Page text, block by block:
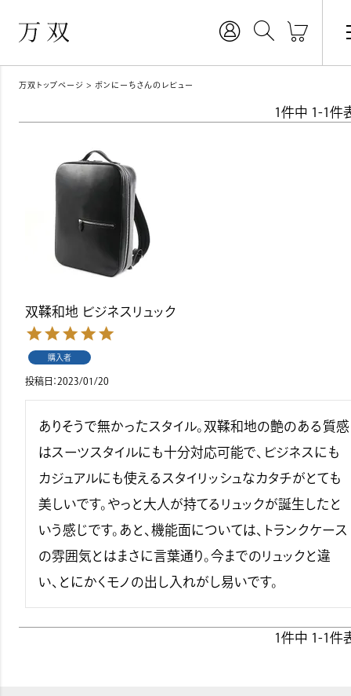
万双トップページ ポンにーちさんのレビュー
1件中 1-1件
双鞣和地 ビジネスリュック
購入者
投稿日 2023/01/20
ありそうで無かったスタイル。双鞣和地の艶のある質感
はスーツスタイルにも十分対応可能で、ビジネスにも
カジュアルにも使えるスタイリッシュなカタチがとても
美しいです。やっと大人が持てるリュックが誕生したと
いう感じです。あと、機能面については、トランクケース
の雰囲気とはまさに言葉通り。今までのリュックと違
い、とにかくモノの出し入れがし易いです。
1件中 1-1件